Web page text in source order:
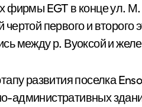
фирмы EGT в конце ул. М.
чертой первого и
между р. Вуоксой и
развития поселка
административных